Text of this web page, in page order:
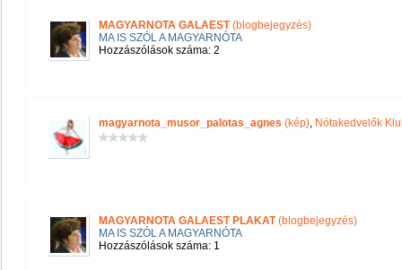
MAGYARNOTA GALAEST(blogbejegyzés)
MA IS SZÓL A MAGYARNÓTA
Hozzászólások száma: 2
magyarnota_musor_palotas_agnes (kép), Nótakedvelők
MAGYARNOTA GALAEST PLAKAT(blogbejegyzés)
MA IS SZÓL A MAGYARNÓTA
Hozzászólások száma: 1